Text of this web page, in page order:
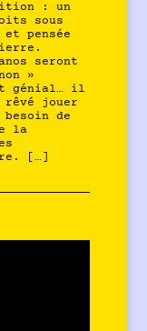
: un
sous
pensée
seront
»
génial… il
jouer
de
la
[…]